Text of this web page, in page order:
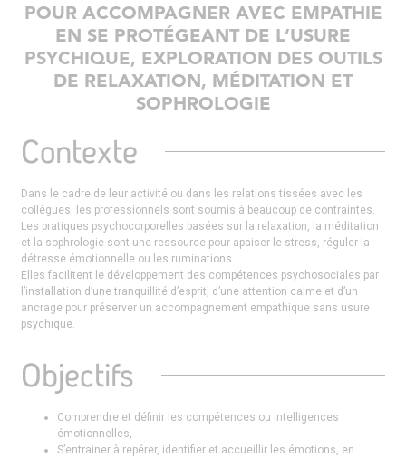
POUR ACCOMPAGNER AVEC EMPATHIE
EN SE PROTÉGEANT DE L’USURE
PSYCHIQUE, EXPLORATION DES OUTILS
DE RELAXATION, MÉDITATION ET
SOPHROLOGIE
Contexte
Dans le cadre de leur activité ou dans les relations tissées avec les
collègues, les professionnels sont soumis à beaucoup de contraintes.
Les pratiques psychocorporelles basées sur la relaxation, la méditation
et la sophrologie sont une ressource pour apaiser le stress, réguler la
détresse émotionnelle ou les ruminations.
Elles facilitent le développement des compétences psychosociales par
l’installation d’une tranquillité d’esprit, d’une attention calme et d’un
ancrage pour préserver un accompagnement empathique sans usure
psychique.
Objectifs
Comprendre et définir les compétences ou intelligences
émotionnelles,
S’entrainer à repérer, identifier et accueillir les émotions, en